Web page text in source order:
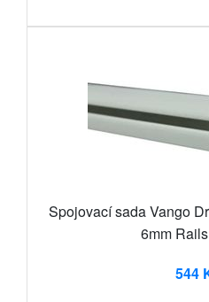
Spojovací sada Vango
6mm
544